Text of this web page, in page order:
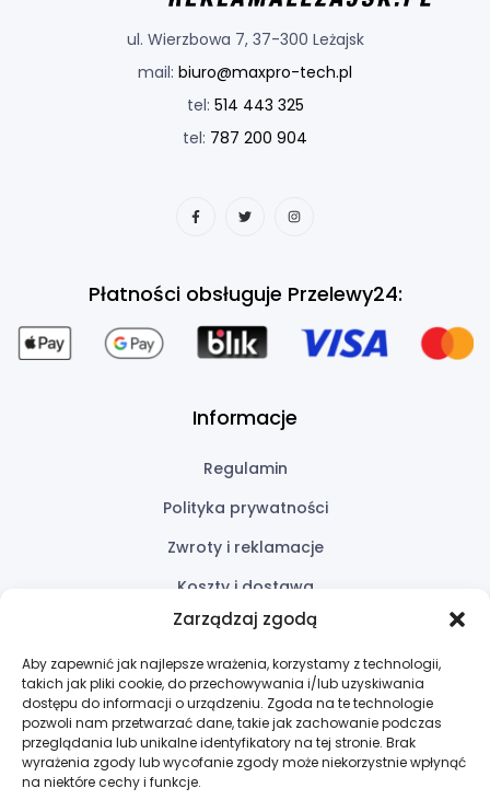
Zarządzaj zgodą
Aby zapewnić jak najlepsze wrażenia, korzystamy z technologii,
takich jak pliki cookie, do przechowywania i/lub uzyskiwania
dostępu do informacji o urządzeniu. Zgoda na te technologie
pozwoli nam przetwarzać dane, takie jak zachowanie podczas
przeglądania lub unikalne identyfikatory na tej stronie. Brak
wyrażenia zgody lub wycofanie zgody może niekorzystnie wpłynąć
na niektóre cechy i funkcje.
ul. Wierzbowa 7, 37-300 Leżajsk
mail: biuro@maxpro-tech.pl
tel: 514 443 325
tel: 787 200 904
Informacje
Regulamin
Polityka prywatności
Zwroty i reklamacje
Koszty i dostawa
Przydatne linki
Oferta
Wycena
Płatności obsługuje Przelewy24: